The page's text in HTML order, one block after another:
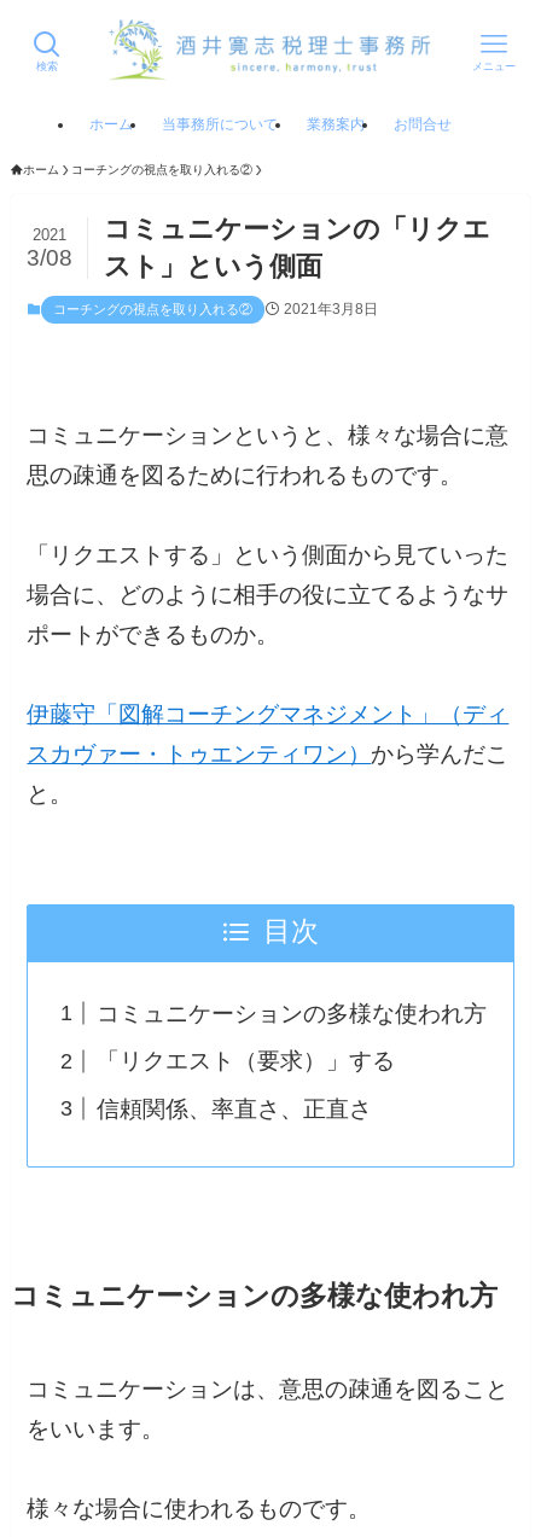
検索 メニュー
ホーム 当事務所について 業務案内 お問合せ
ホーム コーチングの視点を取り入れる②
コミュニケーションの「リクエ
スト」という側面
2021
3/08
コーチングの視点を取り入れる② 2021年3月8日
コミュニケーションというと、様々な場合に意
思の疎通を図るために行われるものです。
「リクエストする」という側面から見ていった
場合に、どのように相手の役に立てるようなサ
ポートができるものか。
伊藤守「図解コーチングマネジメント」（ディ
スカヴァー・トゥエンティワン） から学んだこ
と。
目次
コミュニケーションの多様な使われ方
「リクエスト（要求）」する
信頼関係、率直さ、正直さ
コミュニケーションの多様な使われ方
コミュニケーションは、意思の疎通を図ること
をいいます。
様々な場合に使われるものです。